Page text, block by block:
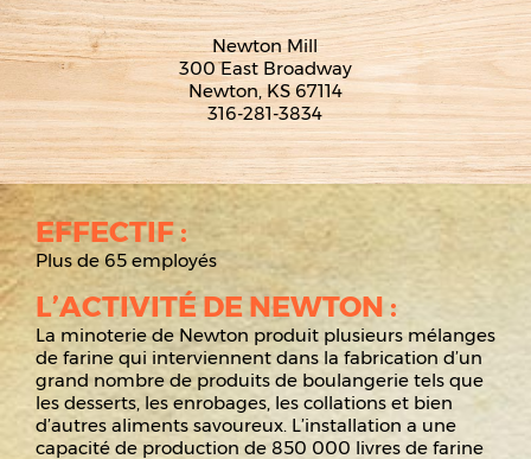
Newton Mill
300 East Broadway
Newton, KS 67114
316-281-3834
EFFECTIF :
Plus de 65 employés
L’ACTIVITÉ DE NEWTON :
La minoterie de Newton produit plusieurs mélanges
de farine qui interviennent dans la fabrication d’un
grand nombre de produits de boulangerie tels que
les desserts, les enrobages, les collations et bien
d’autres aliments savoureux. L’installation a une
capacité de production de 850 000 livres de farine